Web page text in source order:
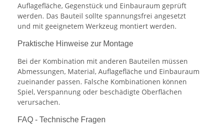
Auflagefläche, Gegenstück und Einbauraum geprüft
werden. Das Bauteil sollte spannungsfrei angesetzt
und mit geeignetem Werkzeug montiert werden.
Praktische Hinweise zur Montage
Bei der Kombination mit anderen Bauteilen müssen
Abmessungen, Material, Auflagefläche und Einbauraum
zueinander passen. Falsche Kombinationen können
Spiel, Verspannung oder beschädigte Oberflächen
verursachen.
FAQ - Technische Fragen